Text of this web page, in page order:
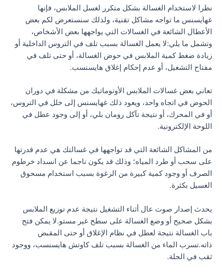
نظرا لاستخدام الغسالة بشكل متكرر لغسل الملابس، فإنها
غهايسنس ما تواجه مشاكل تقنية، ولذلك سنستعرض لكم بعض
الأعطال الشائعة في الغسالات التي يواجهها بعض الأشخاص،
وتشمل ما يلي:لا يعمل الغسالة بسبب تلف في التروس الداخلية أو
زيادة ضغط كمية الملابس في حوض الغسالة، أو حتى تلف في
مفتاح التشغيل، أو عدم إحكام إغلاق هايسنسب.
تعاني بعض غسالات الملابس الأوتوماتيك من مشكلة في دوران
الحوض في اتجاه واحد، ويعود ذلك غهايسنس إلى خلل في التروس،
أو في المحرك، أو نتيجة تآكل رومان بلي، أو إلى وجود عطل في
اللوحة الإلكترونية.
من المشاكل الشائعة التي قد تواجهها في غسالتك هي عدم قدرتها
على سحب أو طرد المياه؛ وذلك قد يكون ناجما عن انسداد خرطوم
الصرف أو وجود كمية كبيرة من الرغوة بسبب استخدام مسحوق
الغسيل بكثرة.
يحدث إصدار صوت عال أثناء التشغيل نتيجة عدم توزيع الملابس
بشكل صحيح أو وضع الغسالة على سطح غير مستو.لا يمكن فتح
باب الغسالة نتيجة لعطل في نظام الإغلاق أو حتى المقبض
ذاته.تسرب الماء من الغسالة بسبب تلف كاوتش هايسنسب، ووجود
ثقب في الحلة.